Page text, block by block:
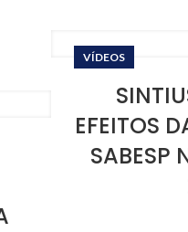
VÍDEOS
EFEITOS
SABESP